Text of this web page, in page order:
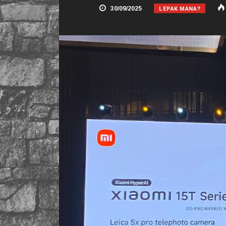
30/09/2025 LEPAK MANA?